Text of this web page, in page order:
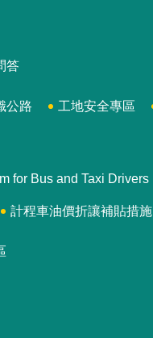
答
公路 工地安全專區
for Bus and Taxi Drivers
計程車油價折讓補貼措施